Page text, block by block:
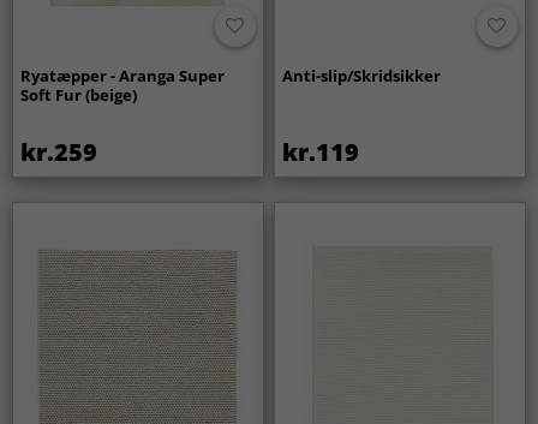
Ryatæpper - Aranga Super
Soft Fur (beige)
kr.259
Anti-slip/Skridsikker
kr.119